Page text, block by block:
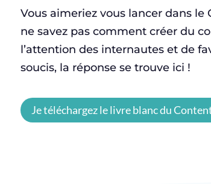
Vous aimeriez vous lancer dans
ne savez pas comment créer du
l’attention des internautes et de
soucis, la réponse se trouve ici !
Je téléchargez le livre blanc du